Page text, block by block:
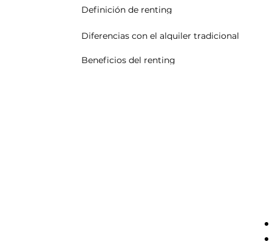
Definición de renting
Diferencias con el alquiler tradicional
Beneficios del renting